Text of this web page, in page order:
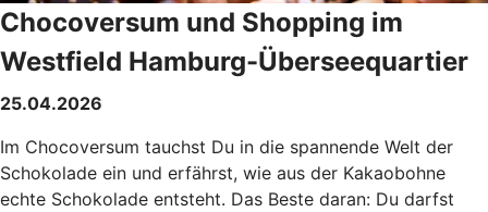
Chocoversum und Shopping im
Westfield Hamburg-Überseequartier
25.04.2026
Im Chocoversum tauchst Du in die spannende Welt der
Schokolade ein und erfährst, wie aus der Kakaobohne
echte Schokolade entsteht. Das Beste daran: Du darfst